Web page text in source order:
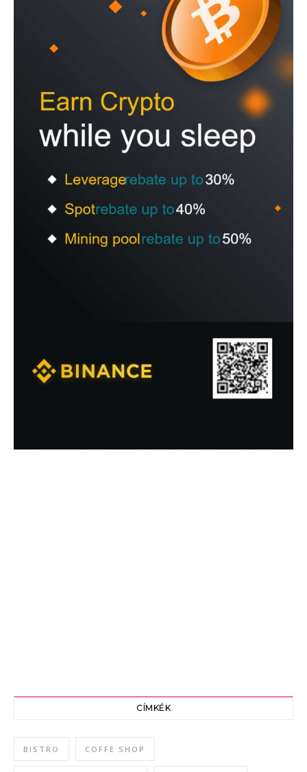
CÍMKÉK
BISTRO COFFE SHOP